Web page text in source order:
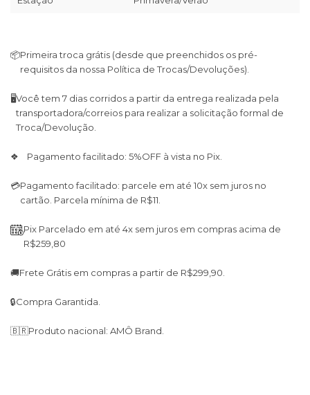
📦Primeira troca grátis (desde que preenchidos os pré-
requisitos da nossa Política de Trocas/Devoluções).
🖥Você tem 7 dias corridos a partir da entrega realizada pela
transportadora/correios para realizar a solicitação formal de
Troca/Devolução.
❖ Pagamento facilitado: 5%OFF à vista no Pix.
💳Pagamento facilitado: parcele em até 10x sem juros no
cartão. Parcela mínima de R$11.
Pix Parcelado em até 4x sem juros em compras acima de
R$259,80
🚚Frete Grátis em compras a partir de R$299,90.
🔒Compra Garantida.
🇧🇷Produto nacional: AMÔ Brand.